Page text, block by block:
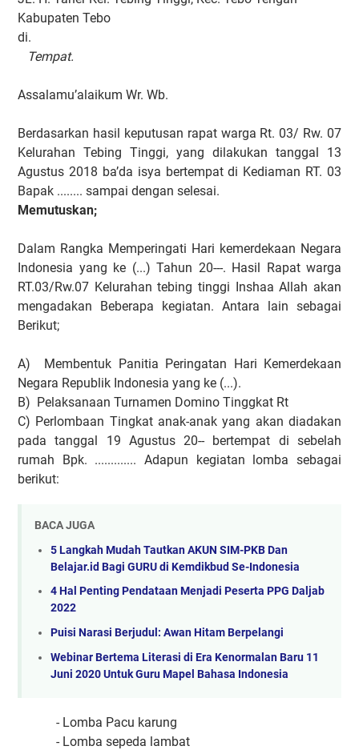
Kabupaten Tebo
di.
Tempat.
Assalamu’alaikum Wr. Wb.
Berdasarkan hasil keputusan rapat warga Rt. 03/ Rw. 07
Kelurahan Tebing Tinggi, yang dilakukan tanggal 13
Agustus 2018 ba’da isya bertempat di Kediaman RT. 03
Bapak ........ sampai dengan selesai.
Memutuskan;
Dalam Rangka Memperingati Hari kemerdekaan Negara
Indonesia yang ke (...) Tahun 20---. Hasil Rapat warga
RT.03/Rw.07 Kelurahan tebing tinggi Inshaa Allah akan
mengadakan Beberapa kegiatan. Antara lain sebagai
Berikut;
A) Membentuk Panitia Peringatan Hari Kemerdekaan
Negara Republik Indonesia yang ke (...).
B) Pelaksanaan Turnamen Domino Tinggkat Rt
C) Perlombaan Tingkat anak-anak yang akan diadakan
pada tanggal 19 Agustus 20-- bertempat di sebelah
rumah Bpk. ............. Adapun kegiatan lomba sebagai
berikut:
BACA JUGA
5 Langkah Mudah Tautkan AKUN SIM-PKB Dan
Belajar.id Bagi GURU di Kemdikbud Se-Indonesia
4 Hal Penting Pendataan Menjadi Peserta PPG Daljab
2022
Puisi Narasi Berjudul: Awan Hitam Berpelangi
Webinar Bertema Literasi di Era Kenormalan Baru 11
Juni 2020 Untuk Guru Mapel Bahasa Indonesia
- Lomba Pacu karung
- Lomba sepeda lambat